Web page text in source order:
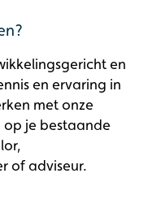
en
en ervaring in
met onze
op je bestaande
of adviseur.